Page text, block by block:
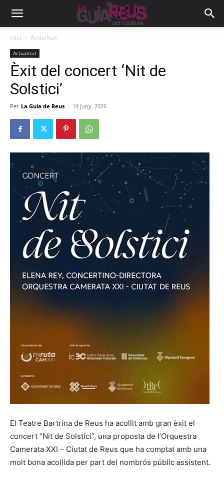
Inici Actualitat
Actualitat
Èxit del concert ‘Nit de
Solstici’
Per La Guia de Reus - 19 juny, 2026
El Teatre Bartrina de Reus ha acollit amb gran èxit el
concert “Nit de Solstici”, una proposta de l’Orquestra
Camerata XXI – Ciutat de Reus que ha comptat amb una
molt bona acollida per part del nombrós públic assistent.